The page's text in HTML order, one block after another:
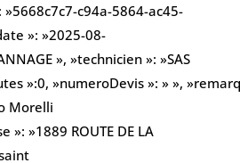
c94a-5864-ac45-
»: »2025-08-
», »technicien »: »SAS
»:0, »numeroDevis »: » »,
Morelli
»: »1889 ROUTE DE LA